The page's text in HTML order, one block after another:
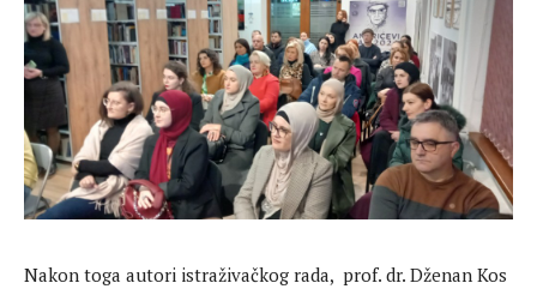
Nakon toga autori istraživačkog rada, prof. dr. Dženan Kos